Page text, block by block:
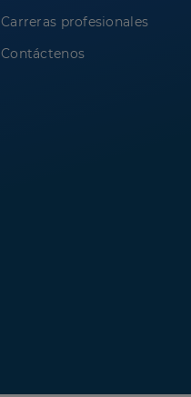
Carreras profesionales
Contáctenos